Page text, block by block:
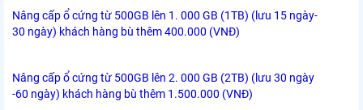
Nâng cấp ổ cứng từ 500GB lên 1. 000 GB (1TB) (lưu 15 ngày-
30 ngày) khách hàng bù thêm 400.000 (VNĐ)
Nâng cấp ổ cứng từ 500GB lên 2. 000 GB (2TB) (lưu 30 ngày
-60 ngày) khách hàng bù thêm 1.500.000 (VNĐ)